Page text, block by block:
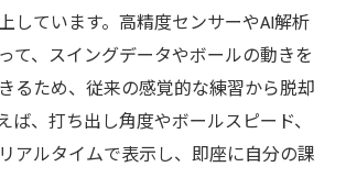
しています。高精度センサーやAI解析
て、スイングデータやボールの動きを
るため、従来の感覚的な練習から脱却
ば、打ち出し角度やボールスピード、
アルタイムで表示し、即座に自分の課